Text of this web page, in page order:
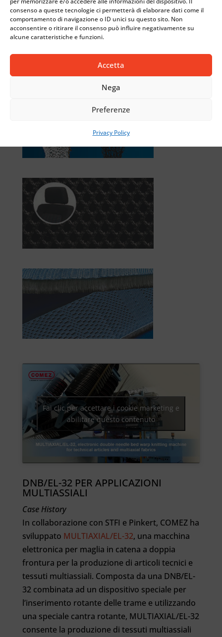
consenso a queste tecnologie ci permetterà di elaborare dati come il
comportamento di navigazione o ID unici su questo sito. Non
acconsentire o ritirare il consenso può influire negativamente su
alcune caratteristiche e funzioni.
Accetta
Nega
Preferenze
Privacy Policy
Fai clic per accettare i cookie marketing e
abilitare questo contenuto
DNB/EL-32 PER APPLICAZIONI
MULTIASSIALI
Case History
In collaborazione con STFI e Pinkert, COMEZ ha
sviluppato MULTIAXIAL/EL-32, una macchina
elettronica per maglia in catena a doppia
frontura per la produzione di articoli tecnici e
tessuti multiassiali. Composta da una DNB/EL-
32 combinata ad un dispositivo speciale per
l’inserimento rotante delle trame e utilizzando
una speciale cantra rotante, MULTIAXIAL/EL-32
consente la produzione di tessuti multiassiali